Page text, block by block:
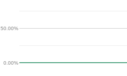
0.00%
50.00%